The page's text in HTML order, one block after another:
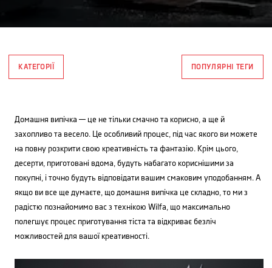
КАТЕГОРІЇ ПОПУЛЯРНІ ТЕГИ
Домашня випічка — це не тільки смачно та корисно, а ще й
захопливо та весело. Це особливий процес, під час якого ви можете
на повну розкрити свою креативність та фантазію. Крім цього,
десерти, приготовані вдома, будуть набагато кориснішими за
покупні, і точно будуть відповідати вашим смаковим уподобанням. А
якщо ви все ще думаєте, що домашня випічка це складно, то ми з
радістю познайомимо вас з технікою Wilfa, що максимально
полегшує процес приготування тіста та відкриває безліч
можливостей для вашої креативності.